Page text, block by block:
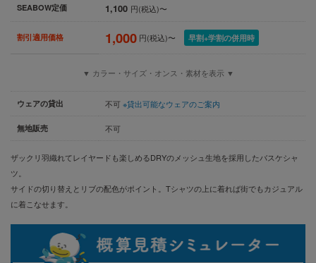
SEABOW定価 1,100 円(税込)〜
割引適用価格 1,000 円(税込)〜 早割+学割の併用時
▼ カラー・サイズ・オンス・素材を表示 ▼
ウェアの貸出 不可 ※貸出可能なウェアのご案内
無地販売 不可
ザックリ羽織れてレイヤードも楽しめるDRYのメッシュ生地を採用したバスケシャ
ツ。
サイドの切り替えとリブの配色がポイント。Tシャツの上に着れば街でもカジュアル
に着こなせます。